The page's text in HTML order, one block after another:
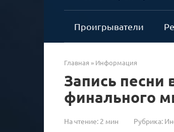
Проигрыватели
Главная » Информация
Запись песни
финального
На чтение: 2 мин Рубрика: